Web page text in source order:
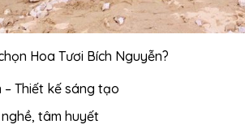
Hoa Tươi Bích Nguyễn?
Thiết kế sáng tạo
tâm huyết